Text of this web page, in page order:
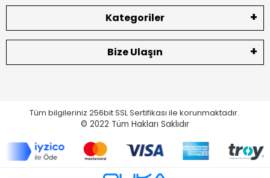
Kategoriler
Bize Ulaşın
Tüm bilgileriniz 256bit SSL Sertifikası ile korunmaktadır.
© 2022 Tüm Hakları Saklıdır